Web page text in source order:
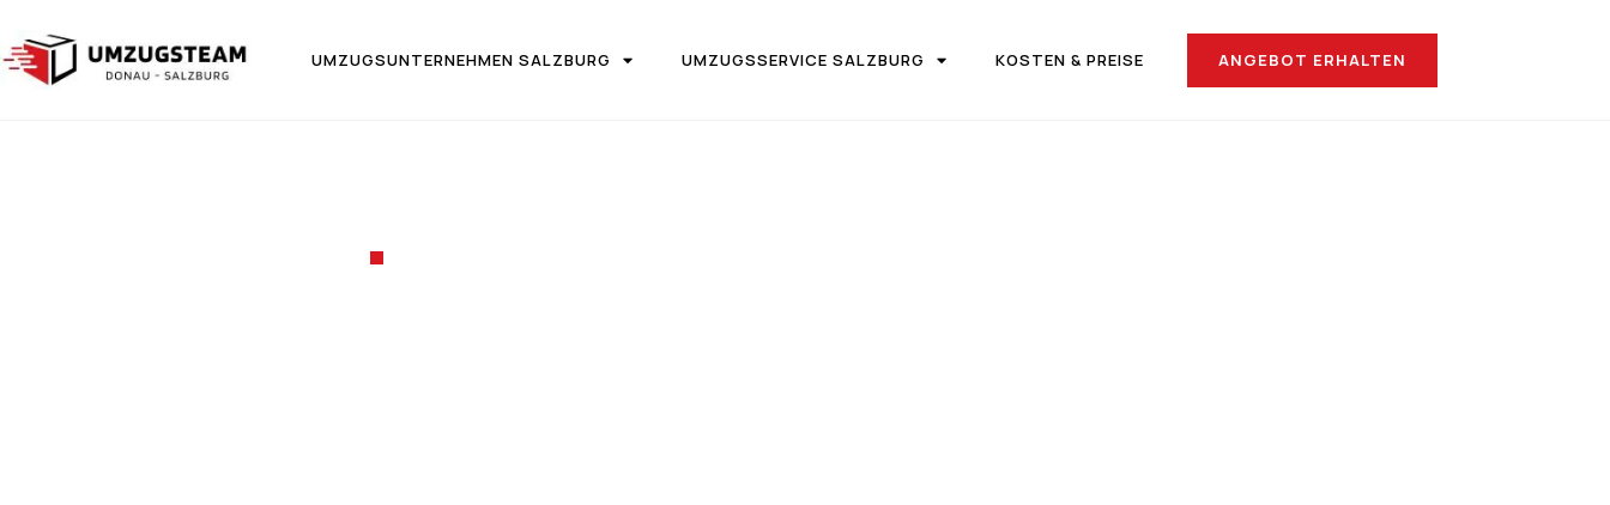
UMZUGSUNTERNEHMEN SALZBURG UMZUGSSERVICE SALZBURG KOSTEN & PREISE ANGEBOT ERHALTEN